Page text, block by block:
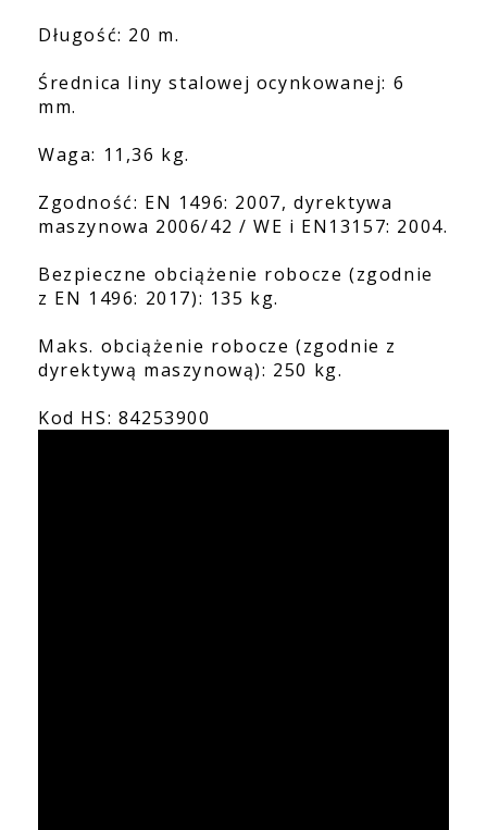
Długość: 20 m.
Średnica liny stalowej ocynkowanej: 6
mm.
Waga: 11,36 kg.
Zgodność: EN 1496: 2007, dyrektywa
maszynowa 2006/42 / WE i EN13157: 2004.
Bezpieczne obciążenie robocze (zgodnie
z EN 1496: 2017): 135 kg.
Maks. obciążenie robocze (zgodnie z
dyrektywą maszynową): 250 kg.
Kod HS: 84253900